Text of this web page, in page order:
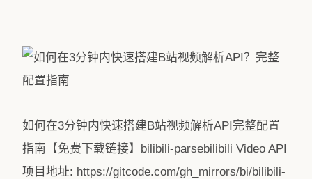
如何在3分钟内快速搭建B站视频解析API完整配置
指南【免费下载链接】bilibili-parsebilibili Video API
项目地址: https://gitcode.com/gh_mirrors/bi/bilibili-